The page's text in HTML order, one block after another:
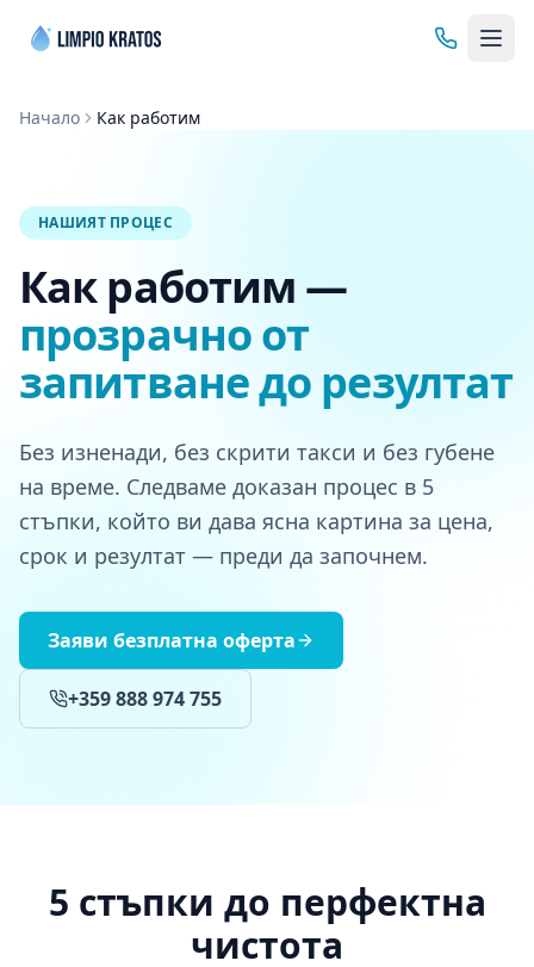
Начало Как работим
НАШИЯТ ПРОЦЕС
Как работим —
прозрачно от
запитване до резултат
Без изненади, без скрити такси и без губене
на време. Следваме доказан процес в 5
стъпки, който ви дава ясна картина за цена,
срок и резултат — преди да започнем.
Заяви безплатна оферта
+359 888 974 755
5 стъпки до перфектна
чистота